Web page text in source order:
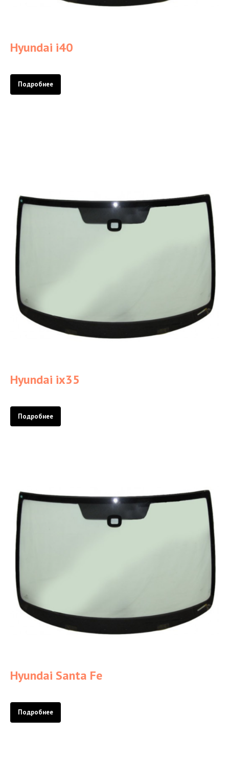
Hyundai i40
Подробнее
Hyundai ix35
Подробнее
Hyundai Santa Fe
Подробнее